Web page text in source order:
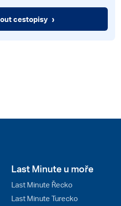
cestopisy ›
Last Minute u moře
Last Minute Řecko
Last Minute Turecko